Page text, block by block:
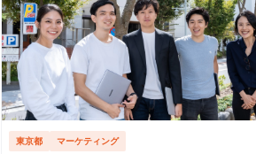
東京都 マーケティング